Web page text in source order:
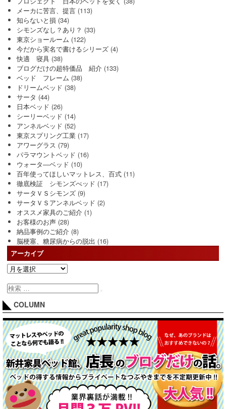
メーカに苦言、提言 (113)
知らないと損 (34)
シモンズなし？あり？ (33)
東京ショールーム (122)
今だから実名で書けるシリーズ (4)
快適 寝具 (38)
ブログだけの超特価品 紹介 (133)
ベッド フレーム (38)
ドリームベッド (38)
サータ (44)
日本ベッド (26)
シーリーベッド (14)
アンネルベッド (52)
東京スプリング工業 (17)
アワーグラス (79)
パラマウントベッド (16)
ウォータ―ベッド (10)
百年使ってほしいマットレス、百式 (11)
徹底検証 シモンズべッド (17)
サータＶＳシモンズ (9)
サータＶＳアンネルベッド (2)
オススメ家具のご紹介 (1)
お客様のお声 (28)
納品事例のご紹介 (8)
脳梗塞、糖尿病からの脱出 (16)
アーカイブ
COLUMN